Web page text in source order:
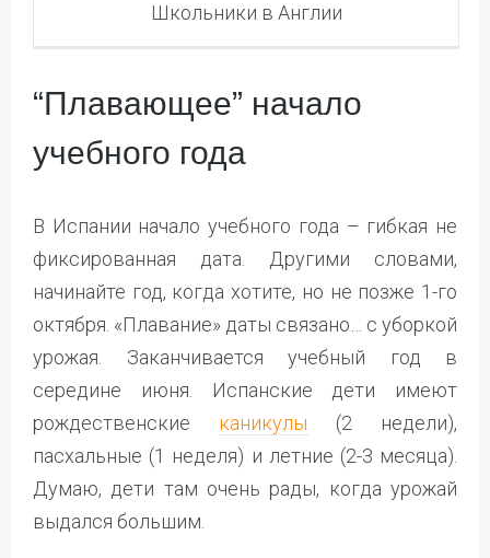
Школьники в Англии
“Плавающее” начало
учебного года
В Испании начало учебного года – гибкая не
фиксированная дата. Другими словами,
начинайте год, когда хотите, но не позже 1-го
октября. «Плавание» даты связано… с уборкой
урожая. Заканчивается учебный год в
середине июня. Испанские дети имеют
рождественские каникулы (2 недели),
пасхальные (1 неделя) и летние (2-3 месяца).
Думаю, дети там очень рады, когда урожай
выдался большим.